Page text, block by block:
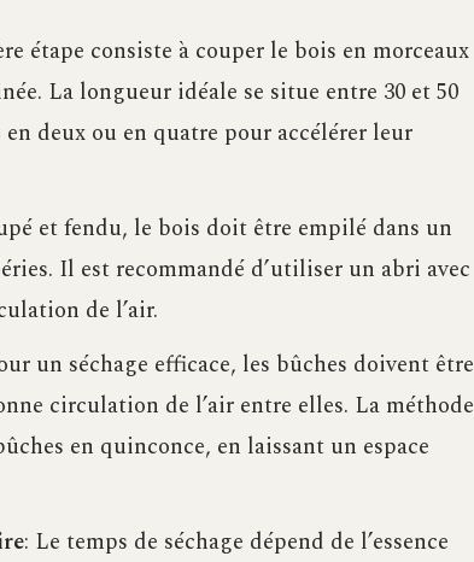
étape consiste à couper le bois en morceaux
La longueur idéale se situe entre 30 et 50
deux ou en quatre pour accélérer leur
et fendu, le bois doit être empilé dans un
Il est recommandé d’utiliser un abri avec
de l’air.
un séchage efficace, les bûches doivent être
circulation de l’air entre elles. La méthode
en quinconce, en laissant un espace
: Le temps de séchage dépend de l’essence